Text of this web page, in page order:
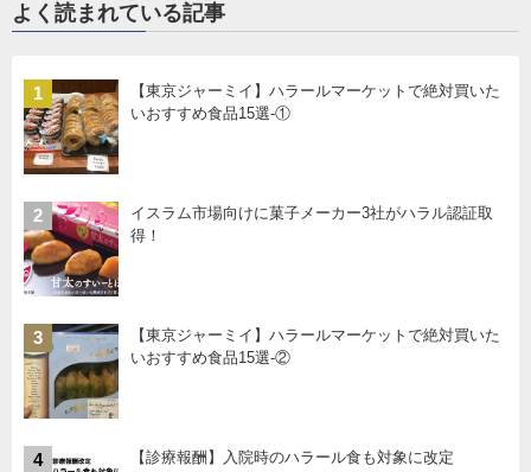
よく読まれている記事
1
【東京ジャーミイ】ハラールマーケットで絶対買いた
いおすすめ食品15選-①
2
イスラム市場向けに菓子メーカー3社がハラル認証取
得！
3
【東京ジャーミイ】ハラールマーケットで絶対買いた
いおすすめ食品15選-②
4 【診療報酬】入院時のハラール食も対象に改定